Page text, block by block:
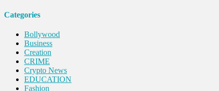
Categories
Bollywood
Business
Creation
CRIME
Crypto News
EDUCATION
Fashion